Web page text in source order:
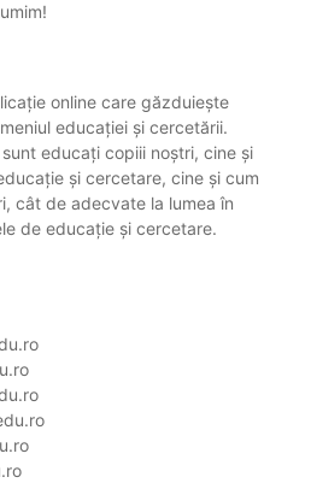
online care găzduiește
educației și cercetării.
educați copiii noștri, cine și
și cercetare, cine și cum
cât de adecvate la lumea în
de educație și cercetare.